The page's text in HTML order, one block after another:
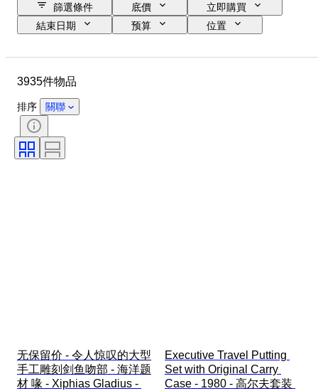
篩選條件 底價
立即購買
結束日期
预算
位置
性別
證明
簽名
成長風格
原件/副本
3935件物品
排序 關聯
无保留价 - 令人惊叹的大型
手工雕刻剑鱼吻部 - 海洋题
材 喙 - Xiphias Gladius -
Executive Travel Putting
Set with Original Carry
Case - 1980 - 高尔夫套装